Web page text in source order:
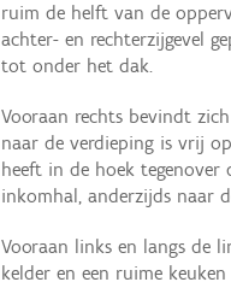
ruim de helft van de
achter- en rechterzijgevel
tot onder het dak.
Vooraan rechts bevindt
naar de verdieping is vrij
heeft in de hoek tegenover
inkomhal, anderzijds naar
Vooraan links en langs de
kelder en een ruime